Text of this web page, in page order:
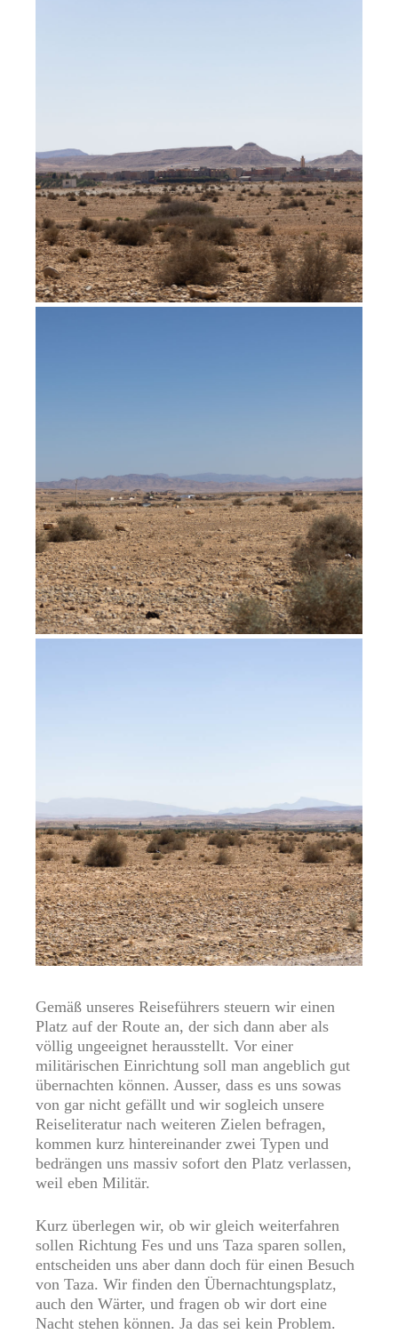
Gemäß unseres Reiseführers steuern wir einen
Platz auf der Route an, der sich dann aber als
völlig ungeeignet herausstellt. Vor einer
militärischen Einrichtung soll man angeblich gut
übernachten können. Ausser, dass es uns sowas
von gar nicht gefällt und wir sogleich unsere
Reiseliteratur nach weiteren Zielen befragen,
kommen kurz hintereinander zwei Typen und
bedrängen uns massiv sofort den Platz verlassen,
weil eben Militär.
Kurz überlegen wir, ob wir gleich weiterfahren
sollen Richtung Fes und uns Taza sparen sollen,
entscheiden uns aber dann doch für einen Besuch
von Taza. Wir finden den Übernachtungsplatz,
auch den Wärter, und fragen ob wir dort eine
Nacht stehen können. Ja das sei kein Problem.